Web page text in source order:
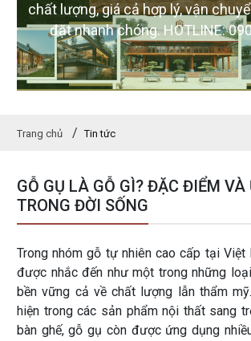
chất lượng, giá cả hợp lý, vận
đặt nhanh chóng.
Trang chủ Tin tức
GỖ GỤ LÀ GỖ GÌ? ĐẶC ĐIỂM VÀ
TRONG ĐỜI SỐNG
Trong nhóm gỗ tự nhiên cao cấp tại Việt
được nhắc đến như một trong những
bền vững cả về chất lượng lẫn thẩm
hiện trong các sản phẩm nội thất sang
bàn ghế, gỗ gụ còn được ứng dụng